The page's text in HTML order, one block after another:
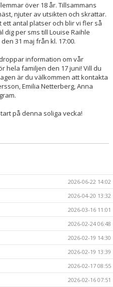
över 18 år. Tillsammans
njuter av utsikten och skrattar.
ett antal platser och blir vi fler så
per sms till Louise Raihle
31 maj från kl. 17:00.
information om vår
hela familjen den 17 juni! Vill du
är du välkommen att kontakta
Emilia Netterberg, Anna
på denna soliga vecka!
2026-06-22 14:02
2026-04-20 13:32
2026-03-16 11:01
2026-02-24 06:48
2026-02-19 14:30
2026-02-19 13:39
2026-02-17 08:55
2026-02-16 07:51